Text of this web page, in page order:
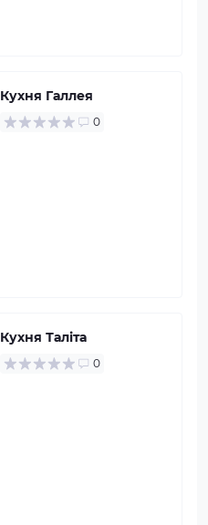
Кухня Галлея
0
Кухня Таліта
0